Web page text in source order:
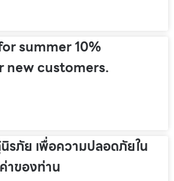
summer 10%
new customers.
นิรภัย เพื่อความปลอดภัยใน
าของท่าน